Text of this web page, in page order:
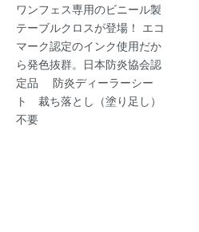
ワンフェス専用のビニール製
テーブルクロスが登場！ エコ
マーク認定のインク使用だか
ら発色抜群。日本防炎協会認
定品 防炎ディーラーシー
ト 裁ち落とし（塗り足し）
不要